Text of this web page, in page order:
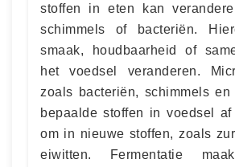
stoffen in eten kan
schimmels of bacteriën.
smaak, houdbaarheid of
het voedsel veranderen.
zoals bacteriën, schimmels en
bepaalde stoffen in voedsel
om in nieuwe stoffen, zoals
eiwitten. Fermentatie